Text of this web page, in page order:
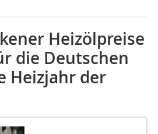
Heizölpreise
die Deutschen
Heizjahr der